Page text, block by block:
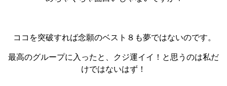
ココを突破すれば念願のベスト８も夢ではないのです。
最高のグループに入ったと、クジ運イイ！と思うのは私だ
けではないはず！